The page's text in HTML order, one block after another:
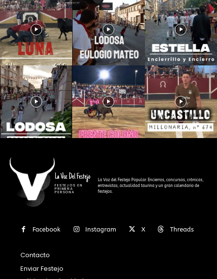
La Voz Del Festejo
FESTEJOS EN
PRIMERA
PERSONA
La Voz del Festejo Popular. Encierros, concursos, crónicas,
entrevistas, actualidad taurina y un gran calendario de
festejos.
Facebook Instagram X Threads
Contacto
Enviar Festejo